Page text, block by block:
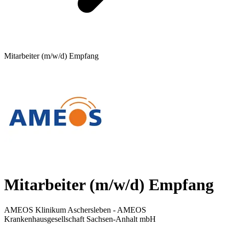
Mitarbeiter (m/w/d) Empfang
Mitarbeiter (m/w/d) Empfang
AMEOS Klinikum Aschersleben - AMEOS
Krankenhausgesellschaft Sachsen-Anhalt mbH